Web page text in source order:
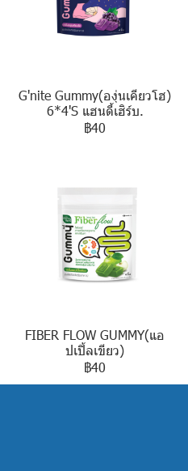
G'nite Gummy(องุ่นเคียวโฮ)
6*4'S แฮนดี้เฮิร์บ.
฿40
FIBER FLOW GUMMY(แอ
ปเปิ้ลเขียว)
฿40